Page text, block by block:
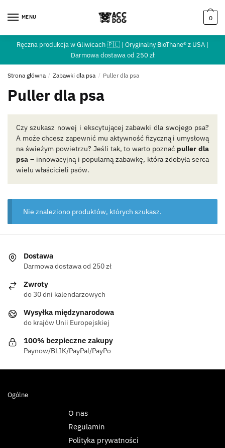
MENU 0
Ręczna produkcja w Gliwicach 🇵🇱 | Oryginalny BioThane® z USA |
Darmowa dostawa od 250 zł
Strona główna / Zabawki dla psa / Puller dla psa
Puller dla psa
Czy szukasz nowej i ekscytującej zabawki dla swojego psa?
A może chcesz zapewnić mu aktywność fizyczną i umysłową
na świeżym powietrzu? Jeśli tak, to warto poznać puller dla
psa– innowacyjną i popularną zabawkę, która zdobyła serca
wielu właścicieli psów.
Nie znaleziono produktów, których szukasz.
Dostawa
Darmowa dostawa od 250 zł
Zwroty
do 30 dni kalendarzowych
Wysyłka międzynarodowa
do krajów Unii Europejskiej
100% bezpieczne zakupy
Paynow/BLIK/PayPal/PayPo
Ogólne
O nas
Regulamin
Polityka prywatności